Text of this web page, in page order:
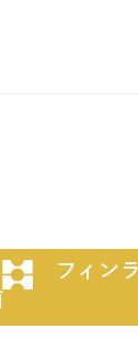
フィン